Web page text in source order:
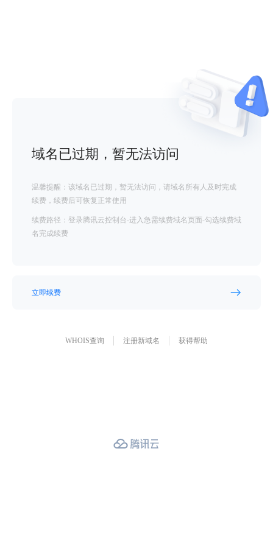
域名已过期，暂无法访问
温馨提醒：该域名已过期，暂无法访问，请域名所有人及时完成
续费，续费后可恢复正常使用
续费路径：登录腾讯云控制台-进入急需续费域名页面-勾选续费域
名完成续费
立即续费
WHOIS查询 注册新域名 获得帮助